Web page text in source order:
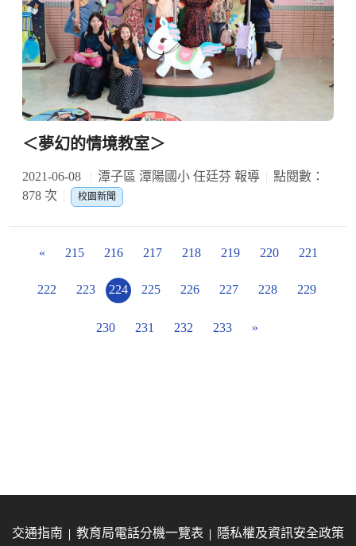
＜夢幻的情境教室＞
2021-06-08 潭子區 潭陽國小 任廷芬 報導
點閱數：
878 次
校園新聞
« 215 216 217 218 219 220 221
222 223 224 225 226 227 228 229
230 231 232 233 »
交通指南 教育局電話分機一覽表 隱私權及資訊安全政策